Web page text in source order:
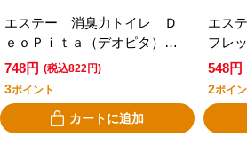
エステー 消臭力トイレ Ｄ
ｅｏＰｉｔａ（デオピタ）
つけかえ用２個入り シルキ
ーブーケ
748円 (税込822円)
3ポイント
カートに追加
エス
フレ
ＴＴ
ウッ
548円
2ポイ